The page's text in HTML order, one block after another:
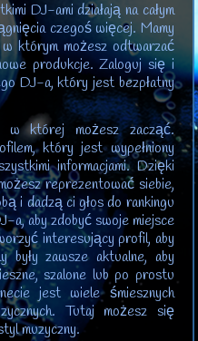
DJ-ami działają na całym
czegoś więcej. Mamy
którym możesz odtwarzać
produkcje. Zaloguj się i
DJ-a, który jest bezpłatny
w której możesz zacząć.
który jest wypełniony
informacjami. Dzięki
reprezentować siebie,
i dadzą ci głos do rankingu
a, aby zdobyć swoje miejsce
interesujący profil, aby
zawsze aktualne, aby
szalone lub po prostu
jest wiele śmiesznych
Tutaj możesz się
muzyczny.